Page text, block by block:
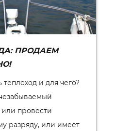
ПРОДАЕМ
теплоход и для чего?
провести
разряду, или имеет